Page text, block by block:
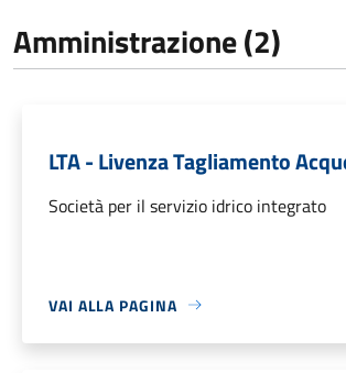
Amministrazione (2)
LTA - Livenza Tagliamento
Società per il servizio idrico integrato
VAI ALLA PAGINA